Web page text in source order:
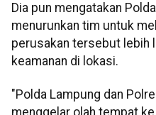
Dia pun mengatakan
menurunkan tim untuk
perusakan tersebut lebih
keamanan di lokasi.
"Polda Lampung dan